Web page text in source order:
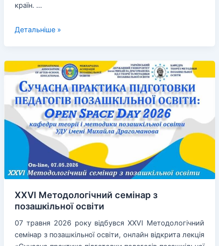
країн. …
Засідання
освітніх
програм
з
позашкільної
освіти
Детальніше »
ХХVI Методологічний семінар з
позашкільної освіти
07 травня 2026 року відбувся ХХVI Методологічний
семінар з позашкільної освіти, онлайн відкрита лекція